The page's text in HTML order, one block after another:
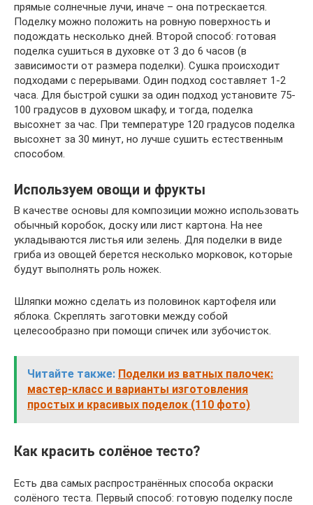
прямые солнечные лучи, иначе – она потрескается.
Поделку можно положить на ровную поверхность и
подождать несколько дней. Второй способ: готовая
поделка сушиться в духовке от 3 до 6 часов (в
зависимости от размера поделки). Сушка происходит
подходами с перерывами. Один подход составляет 1-2
часа. Для быстрой сушки за один подход установите 75-
100 градусов в духовом шкафу, и тогда, поделка
высохнет за час. При температуре 120 градусов поделка
высохнет за 30 минут, но лучше сушить естественным
способом.
Используем овощи и фрукты
В качестве основы для композиции можно использовать
обычный коробок, доску или лист картона. На нее
укладываются листья или зелень. Для поделки в виде
гриба из овощей берется несколько морковок, которые
будут выполнять роль ножек.
Шляпки можно сделать из половинок картофеля или
яблока. Скреплять заготовки между собой
целесообразно при помощи спичек или зубочисток.
Читайте также: Поделки из ватных палочек:
мастер-класс и варианты изготовления
простых и красивых поделок (110 фото)
Как красить солёное тесто?
Есть два самых распространённых способа окраски
солёного теста. Первый способ: готовую поделку после